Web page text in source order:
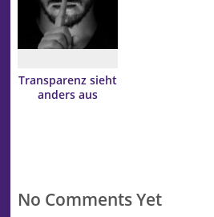
Transparenz sieht
anders aus
No Comments Yet